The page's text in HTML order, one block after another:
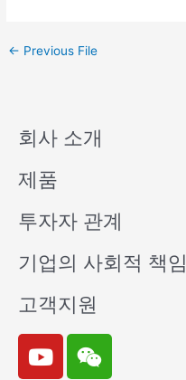
← Previous File
회사 소개
제품
투자자 관계
기업의 사회적 책임
고객지원
Y
o
W
e